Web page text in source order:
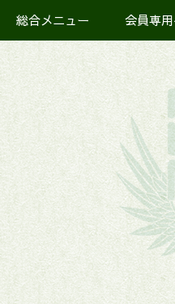
総合メニュー 会員専